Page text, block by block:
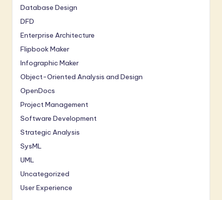
Database Design
DFD
Enterprise Architecture
Flipbook Maker
Infographic Maker
Object-Oriented Analysis and Design
OpenDocs
Project Management
Software Development
Strategic Analysis
SysML
UML
Uncategorized
User Experience